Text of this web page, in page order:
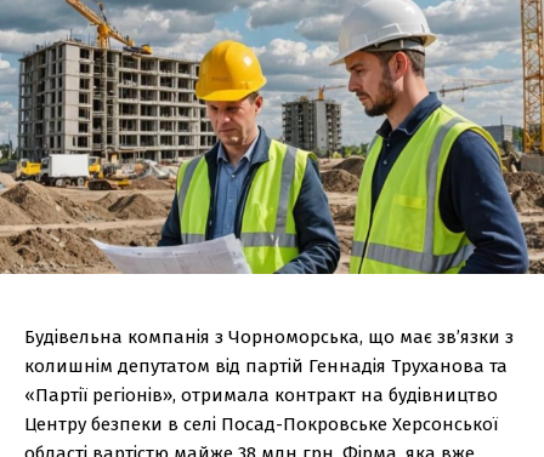
Будівельна компанія з Чорноморська, що має зв’язки з
колишнім депутатом від партій Геннадія Труханова та
«Партії регіонів», отримала контракт на будівництво
Центру безпеки в селі Посад-Покровське Херсонської